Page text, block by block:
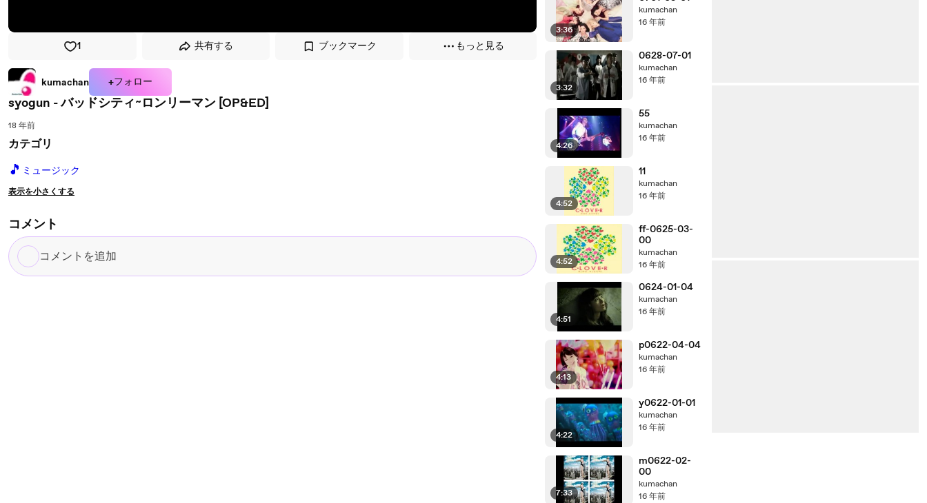
1 共有する ブックマーク もっと見る
kumachan +フォロー
syogun - バッドシティ~ロンリーマン [OP&ED]
18 年前
カテゴリ
🎵 ミュージック
表示を小さくする
コメント
コ
メ
3:36
kumachan
16 年前
3:32
0628-07-01
kumachan
16 年前
4:26
55
kumachan
16 年前
4:52
11
kumachan
16 年前
4:52
ff-0625-03-
00
kumachan
16 年前
4:51
0624-01-04
kumachan
16 年前
4:13
p0622-04-04
kumachan
16 年前
4:22
y0622-01-01
kumachan
16 年前
7:33
m0622-02-
00
kumachan
16 年前